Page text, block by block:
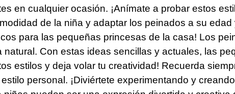
en cualquier ocasión. ¡Anímate a probar estos
de la niña y adaptar los peinados a su edad
para las pequeñas princesas de la casa! Los
Con estas ideas sencillas y actuales, las
estilos y deja volar tu creatividad! Recuerda
personal. ¡Diviértete experimentando y